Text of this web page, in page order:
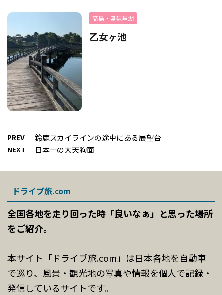
高島・奥琵琶湖
乙女ヶ池
PREV 鈴鹿スカイラインの途中にある展望台
NEXT 日本一の大天狗面
ドライブ旅.com
全国各地を走り回った時「良いなぁ」と思った場所
をご紹介。
本サイト「ドライブ旅.com」は日本各地を自動車
で巡り、風景・観光地の写真や情報を個人で記録・
発信しているサイトです。